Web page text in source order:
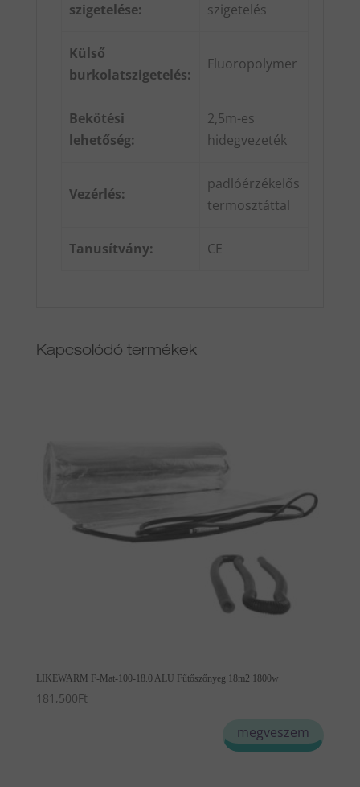
szigetelése: szigetelés
Külső
burkolatszigetelés:
Fluoropolymer
Bekötési
lehetőség:
2,5m-es
hidegvezeték
Vezérlés:
padlóérzékelős
termosztáttal
Tanusítvány: CE
Kapcsolódó termékek
LIKEWARM F-Mat-100-18.0 ALU Fűtőszőnyeg 18m2 1800w
181,500Ft
megveszem